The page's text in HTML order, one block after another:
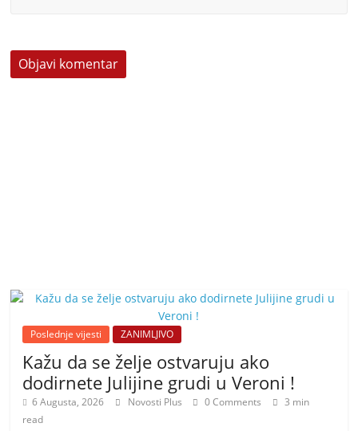
Poslednje vijesti ZANIMLJIVO
Kažu da se želje ostvaruju ako
dodirnete Julijine grudi u Veroni !
6 Augusta, 2026 Novosti Plus 0 Comments
3 min
read